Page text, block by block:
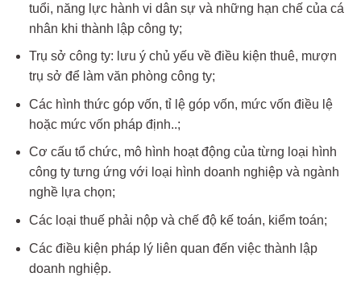
tuổi, năng lực hành vi dân sự và những hạn chế của cá
nhân khi thành lập công ty;
Trụ sở công ty: lưu ý chủ yếu về điều kiện thuê, mượn
trụ sở để làm văn phòng công ty;
Các hình thức góp vốn, tỉ lệ góp vốn, mức vốn điều lệ
hoặc mức vốn pháp định..;
Cơ cấu tổ chức, mô hình hoạt động của từng loại hình
công ty tưng ứng với loại hình doanh nghiệp và ngành
nghề lựa chọn;
Các loại thuế phải nộp và chế độ kế toán, kiểm toán;
Các điều kiện pháp lý liên quan đến việc thành lập
doanh nghiệp.